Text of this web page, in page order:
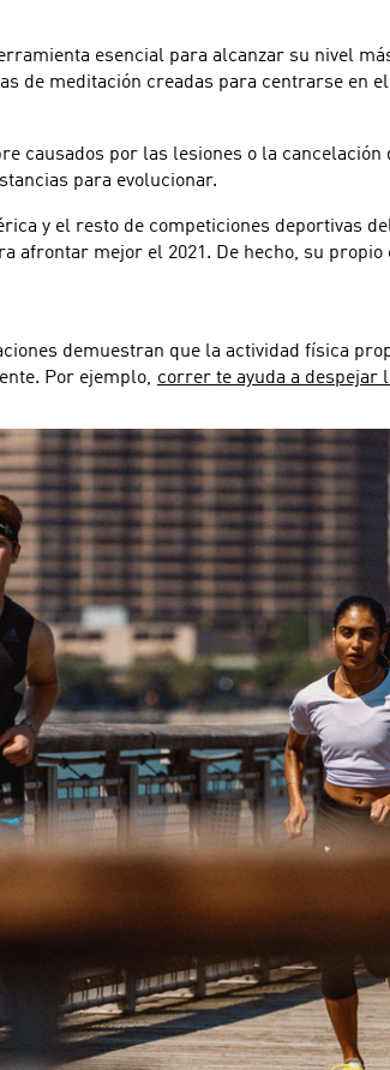
esencial para alcanzar su nivel
de meditación creadas para centrarse en
por las lesiones o la
para evolucionar.
y el resto de competiciones deportivas
mejor el 2021. De hecho, su
demuestran que la actividad física
Por ejemplo, correr te ayuda a despejar